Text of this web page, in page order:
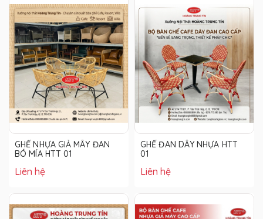
GHẾ NHỰA GIẢ MÂY ĐAN
BÓ MÍA HTT 01
Liên hệ
GHẾ ĐAN DÂY NHỰA HTT
01
Liên hệ